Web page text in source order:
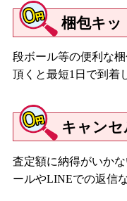
梱包キッ
段ボール等の便利な
頂くと最短1日で到着
キャンセ
査定額に納得がいか
ールやLINEでの返信